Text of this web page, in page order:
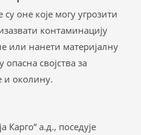
су оне које могу угрозити
контаминацију
или нанети материјалну
опасна својства за
и околину.
Карго“ а.д., поседује